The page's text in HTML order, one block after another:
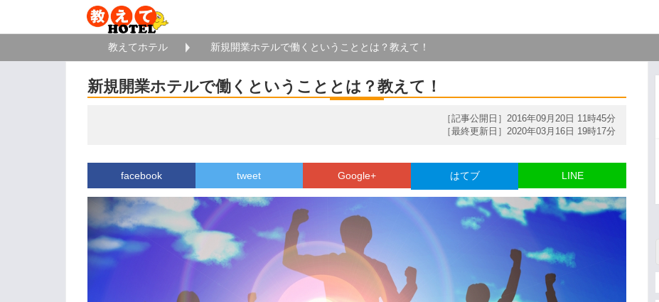
教えてホテル 新規開業ホテルで働くということとは？教えて！
新規開業ホテルで働くということとは？教えて！
［記事公開日］2016年09月20日 11時45分
［最終更新日］2020年03月16日 19時17分
facebook tweet Google+ はてブ LINE